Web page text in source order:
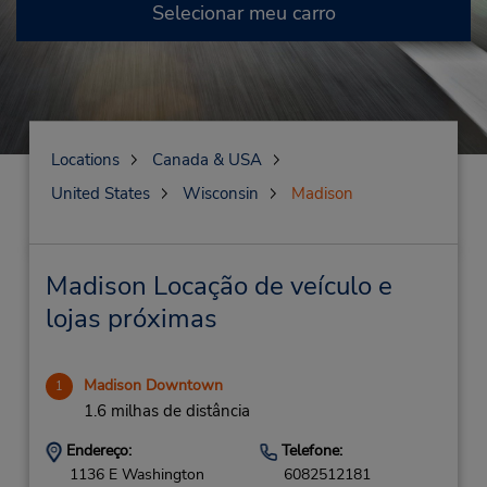
Selecionar meu carro
Locations
Canada & USA
United States
Wisconsin Madison
Madison Locação de veículo e
lojas próximas
1 Madison Downtown
1.6 milhas de distância
Endereço:
1136 E Washington
Telefone:
6082512181